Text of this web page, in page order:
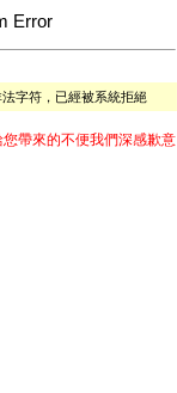
Error
字符，已經被系統拒絕
您帶來的不便我們深感歉意